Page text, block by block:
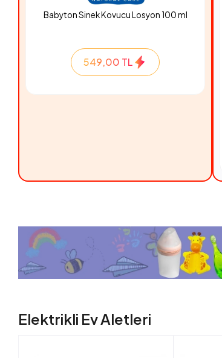
Babyton Sinek Kovucu Losyon 100 ml
549,00 TL
Elektrikli Ev Aletleri